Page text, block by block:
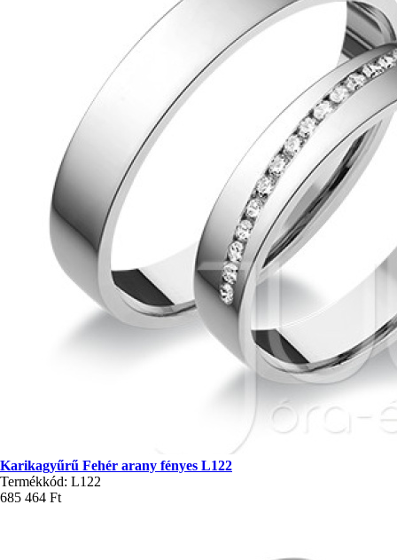
Karikagyűrű Fehér arany fényes L122
Termékkód: L122
685 464 Ft